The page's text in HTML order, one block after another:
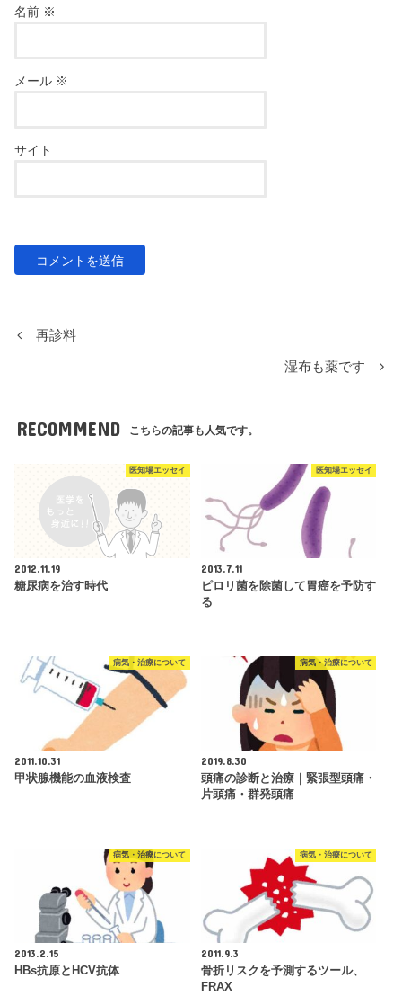
名前 ※
メール ※
サイト
再診料
湿布も薬です
RECOMMEND こちらの記事も人気です。
医知場エッセイ
2012.11.19
糖尿病を治す時代
医知場エッセイ
2013.7.11
ピロリ菌を除菌して胃癌を予防す
る
病気・治療について
2011.10.31
甲状腺機能の血液検査
病気・治療について
2019.8.30
頭痛の診断と治療｜緊張型頭痛・
片頭痛・群発頭痛
病気・治療について
2013.2.15
HBs抗原とHCV抗体
病気・治療について
2011.9.3
骨折リスクを予測するツール、
FRAX